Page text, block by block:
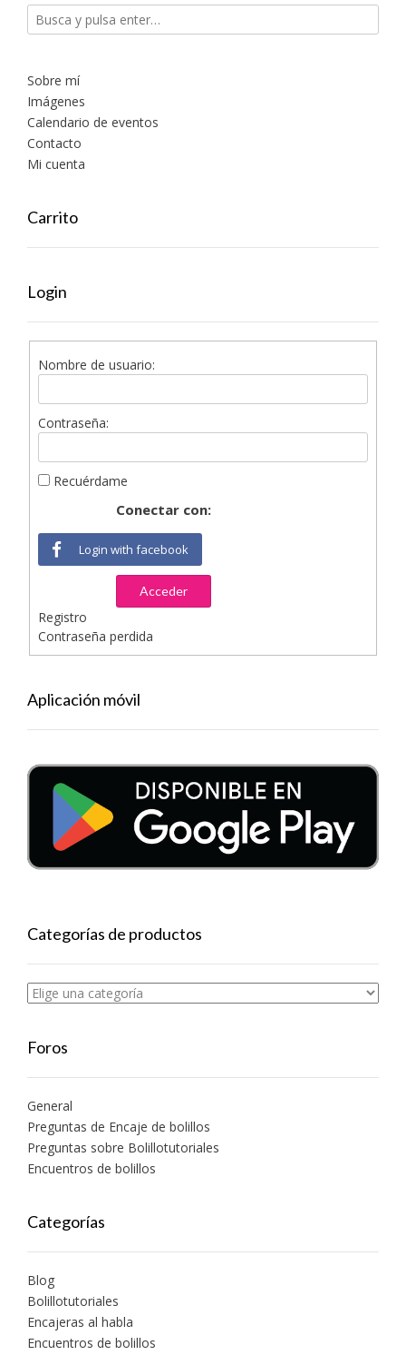
Sobre mí
Imágenes
Calendario de eventos
Contacto
Mi cuenta
Carrito
Login
Nombre de usuario:
Contraseña:
Recuérdame
Conectar con:
Login with facebook
Acceder
Registro
Contraseña perdida
Aplicación móvil
Categorías de productos
Foros
General
Preguntas de Encaje de bolillos
Preguntas sobre Bolillotutoriales
Encuentros de bolillos
Categorías
Blog
Bolillotutoriales
Encajeras al habla
Encuentros de bolillos